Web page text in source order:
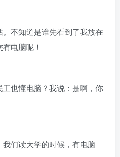
不知道是谁先看到了我放在
电脑呢！
也懂电脑？我说：是啊，你
们读大学的时候，有电脑